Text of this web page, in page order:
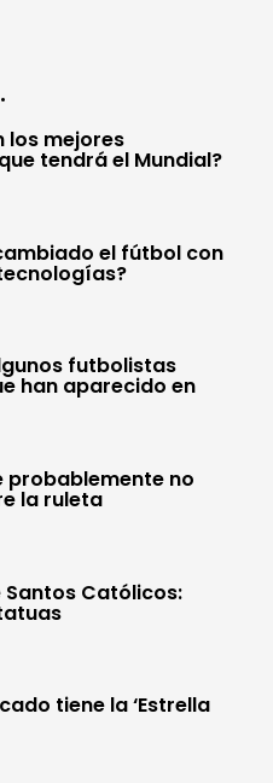
los mejores
tendrá el Mundial?
el fútbol con
futbolistas
han aparecido en
probablemente no
la ruleta
Santos Católicos:
tiene la ‘Estrella